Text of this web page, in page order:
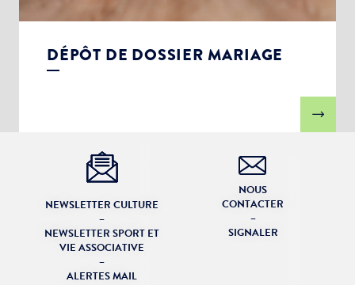
DÉPÔT DE DOSSIER MARIAGE
NEWSLETTER CULTURE
–
NEWSLETTER SPORT ET
VIE ASSOCIATIVE
–
ALERTES MAIL
NOUS
CONTACTER
–
SIGNALER